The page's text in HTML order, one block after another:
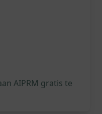
AIPRM gratis te